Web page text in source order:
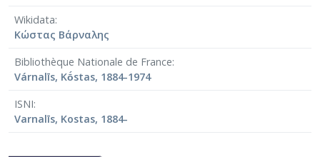
Wikidata
Κώστας Βάρναλης
Bibliothèque Nationale de France
Várnalīs, Kṓstas, 1884-1974
ISNI
Varnalīs, Kostas, 1884-